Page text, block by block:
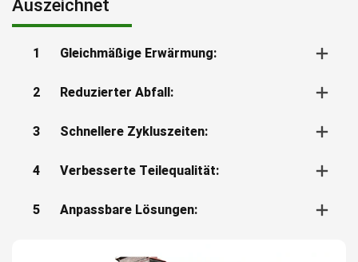
Auszeichnet
1 Gleichmäßige Erwärmung:
2 Reduzierter Abfall:
3 Schnellere Zykluszeiten:
4 Verbesserte Teilequalität:
5 Anpassbare Lösungen: